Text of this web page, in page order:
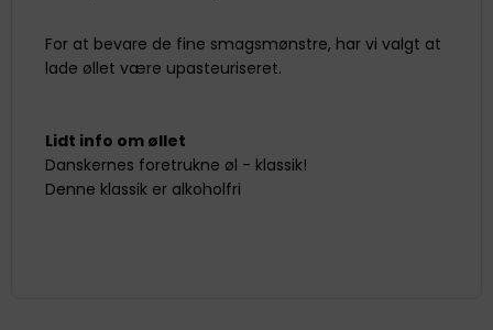
For at bevare de fine smagsmønstre, har vi valgt at
lade øllet være upasteuriseret.
Lidt info om øllet
Danskernes foretrukne øl - klassik!
Denne klassik er alkoholfri